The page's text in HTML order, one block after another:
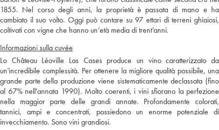
1855. Nel corso degli anni, la proprietà è passata di mano e ha
cambiato il suo volto. Oggi può contare su 97 ettari di terreni ghiaiosi,
coltivati con vigne che hanno un’età media di trent’anni.
Informazioni sulla cuvée
Lo Château Léoville Las Cases produce un vino caratterizzato da
un'incredibile complessità. Per ottenere la migliore qualità possibile, una
grande parte della produzione viene sistematicamente declassata (fino
al 67% nell'annata 1990). Molto coerenti, i vini sfiorano la perfezione
nella maggior parte delle grandi annate. Profondamente colorati,
tannici, ampi e concentrati, possiedono un enorme potenziale di
invecchiamento. Sono vini grandiosi.